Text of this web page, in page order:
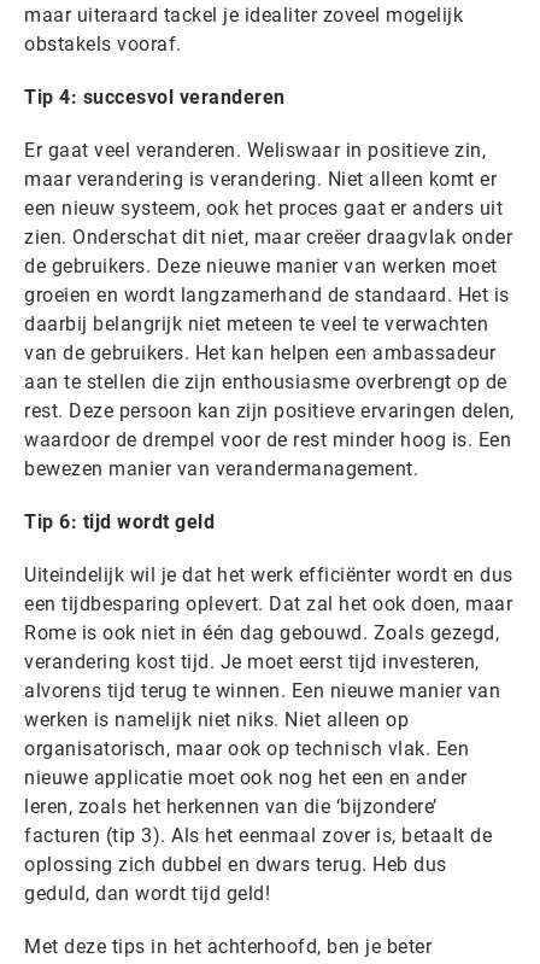
maar uiteraard tackel je idealiter zoveel mogelijk
obstakels vooraf.
Tip 4: succesvol veranderen
Er gaat veel veranderen. Weliswaar in positieve zin,
maar verandering is verandering. Niet alleen komt er
een nieuw systeem, ook het proces gaat er anders uit
zien. Onderschat dit niet, maar creëer draagvlak onder
de gebruikers. Deze nieuwe manier van werken moet
groeien en wordt langzamerhand de standaard. Het is
daarbij belangrijk niet meteen te veel te verwachten
van de gebruikers. Het kan helpen een ambassadeur
aan te stellen die zijn enthousiasme overbrengt op de
rest. Deze persoon kan zijn positieve ervaringen delen,
waardoor de drempel voor de rest minder hoog is. Een
bewezen manier van verandermanagement.
Tip 6: tijd wordt geld
Uiteindelijk wil je dat het werk efficiënter wordt en dus
een tijdbesparing oplevert. Dat zal het ook doen, maar
Rome is ook niet in één dag gebouwd. Zoals gezegd,
verandering kost tijd. Je moet eerst tijd investeren,
alvorens tijd terug te winnen. Een nieuwe manier van
werken is namelijk niet niks. Niet alleen op
organisatorisch, maar ook op technisch vlak. Een
nieuwe applicatie moet ook nog het een en ander
leren, zoals het herkennen van die ‘bijzondere’
facturen (tip 3). Als het eenmaal zover is, betaalt de
oplossing zich dubbel en dwars terug. Heb dus
geduld, dan wordt tijd geld!
Met deze tips in het achterhoofd, ben je beter